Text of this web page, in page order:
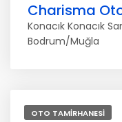
Charisma
Konacık Konacık
Bodrum/Muğla
OTO TAMIRHANESI